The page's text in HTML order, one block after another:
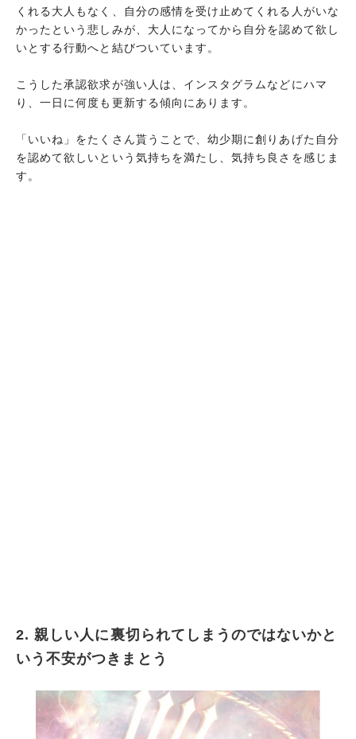
くれる大人もなく、自分の感情を受け止めてくれる人がいな
かったという悲しみが、大人になってから自分を認めて欲し
いとする行動へと結びついています。
こうした承認欲求が強い人は、インスタグラムなどにハマ
り、一日に何度も更新する傾向にあります。
「いいね」をたくさん貰うことで、幼少期に創りあげた自分
を認めて欲しいという気持ちを満たし、気持ち良さを感じま
す。
2. 親しい人に裏切られてしまうのではないかと
いう不安がつきまとう